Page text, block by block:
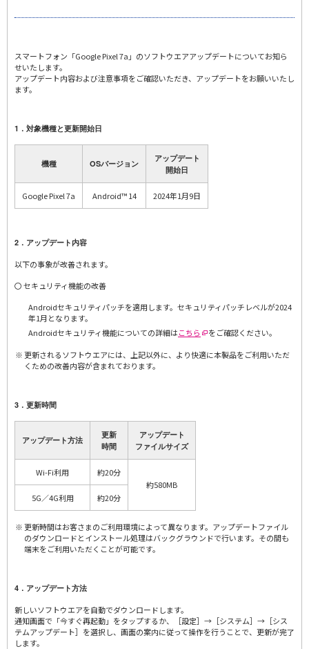
スマートフォン「Google Pixel 7a」のソフトウエアアップデートについてお知ら
せいたします。
アップデート内容および注意事項をご確認いただき、アップデートをお願いいたし
ます。
1．対象機種と更新開始日
機種 OSバージョン
アップデート
開始日
Google Pixel 7a Android™ 14 2024年1月9日
2．アップデート内容
以下の事象が改善されます。
〇 セキュリティ機能の改善
Androidセキュリティパッチを適用します。セキュリティパッチレベルが2024
年1月となります。
Androidセキュリティ機能についての詳細はこちら
をご確認ください。
更新されるソフトウエアには、上記以外に、より快適に本製品をご利用いただ
くための改善内容が含まれております。
3．更新時間
アップデート方法
更新
時間
アップデート
ファイルサイズ
Wi-Fi利用
約20分
約580MB
5G／4G利用
約20分
更新時間はお客さまのご利用環境によって異なります。アップデートファイル
のダウンロードとインストール処理はバックグラウンドで行います。その間も
端末をご利用いただくことが可能です。
4．アップデート方法
新しいソフトウエアを自動でダウンロードします。
通知画面で「今すぐ再起動」をタップするか、［設定］→［システム］→［シス
テムアップデート］を選択し、画面の案内に従って操作を行うことで、更新が完了
します。